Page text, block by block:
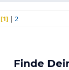
[1] |2
Finde